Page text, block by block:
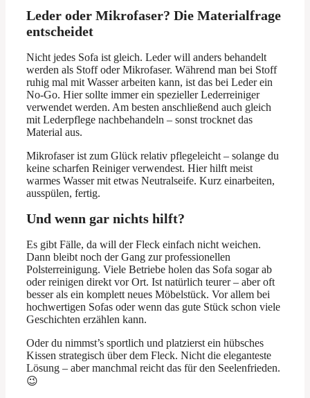
Leder oder Mikrofaser? Die Materialfrage
entscheidet
Nicht jedes Sofa ist gleich. Leder will anders behandelt
werden als Stoff oder Mikrofaser. Während man bei Stoff
ruhig mal mit Wasser arbeiten kann, ist das bei Leder ein
No-Go. Hier sollte immer ein spezieller Lederreiniger
verwendet werden. Am besten anschließend auch gleich
mit Lederpflege nachbehandeln – sonst trocknet das
Material aus.
Mikrofaser ist zum Glück relativ pflegeleicht – solange du
keine scharfen Reiniger verwendest. Hier hilft meist
warmes Wasser mit etwas Neutralseife. Kurz einarbeiten,
ausspülen, fertig.
Und wenn gar nichts hilft?
Es gibt Fälle, da will der Fleck einfach nicht weichen.
Dann bleibt noch der Gang zur professionellen
Polsterreinigung. Viele Betriebe holen das Sofa sogar ab
oder reinigen direkt vor Ort. Ist natürlich teurer – aber oft
besser als ein komplett neues Möbelstück. Vor allem bei
hochwertigen Sofas oder wenn das gute Stück schon viele
Geschichten erzählen kann.
Oder du nimmst’s sportlich und platzierst ein hübsches
Kissen strategisch über dem Fleck. Nicht die eleganteste
Lösung – aber manchmal reicht das für den Seelenfrieden.
😉